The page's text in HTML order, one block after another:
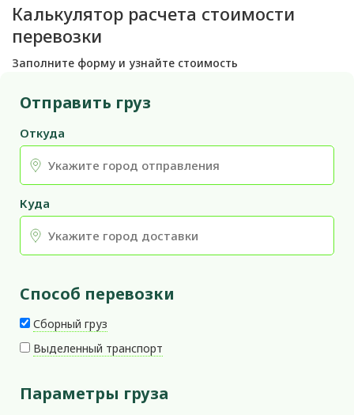
Калькулятор расчета стоимости
перевозки
Заполните форму и узнайте стоимость
Отправить груз
Откуда
Куда
Способ перевозки
Сборный груз
Выделенный транспорт
Параметры груза